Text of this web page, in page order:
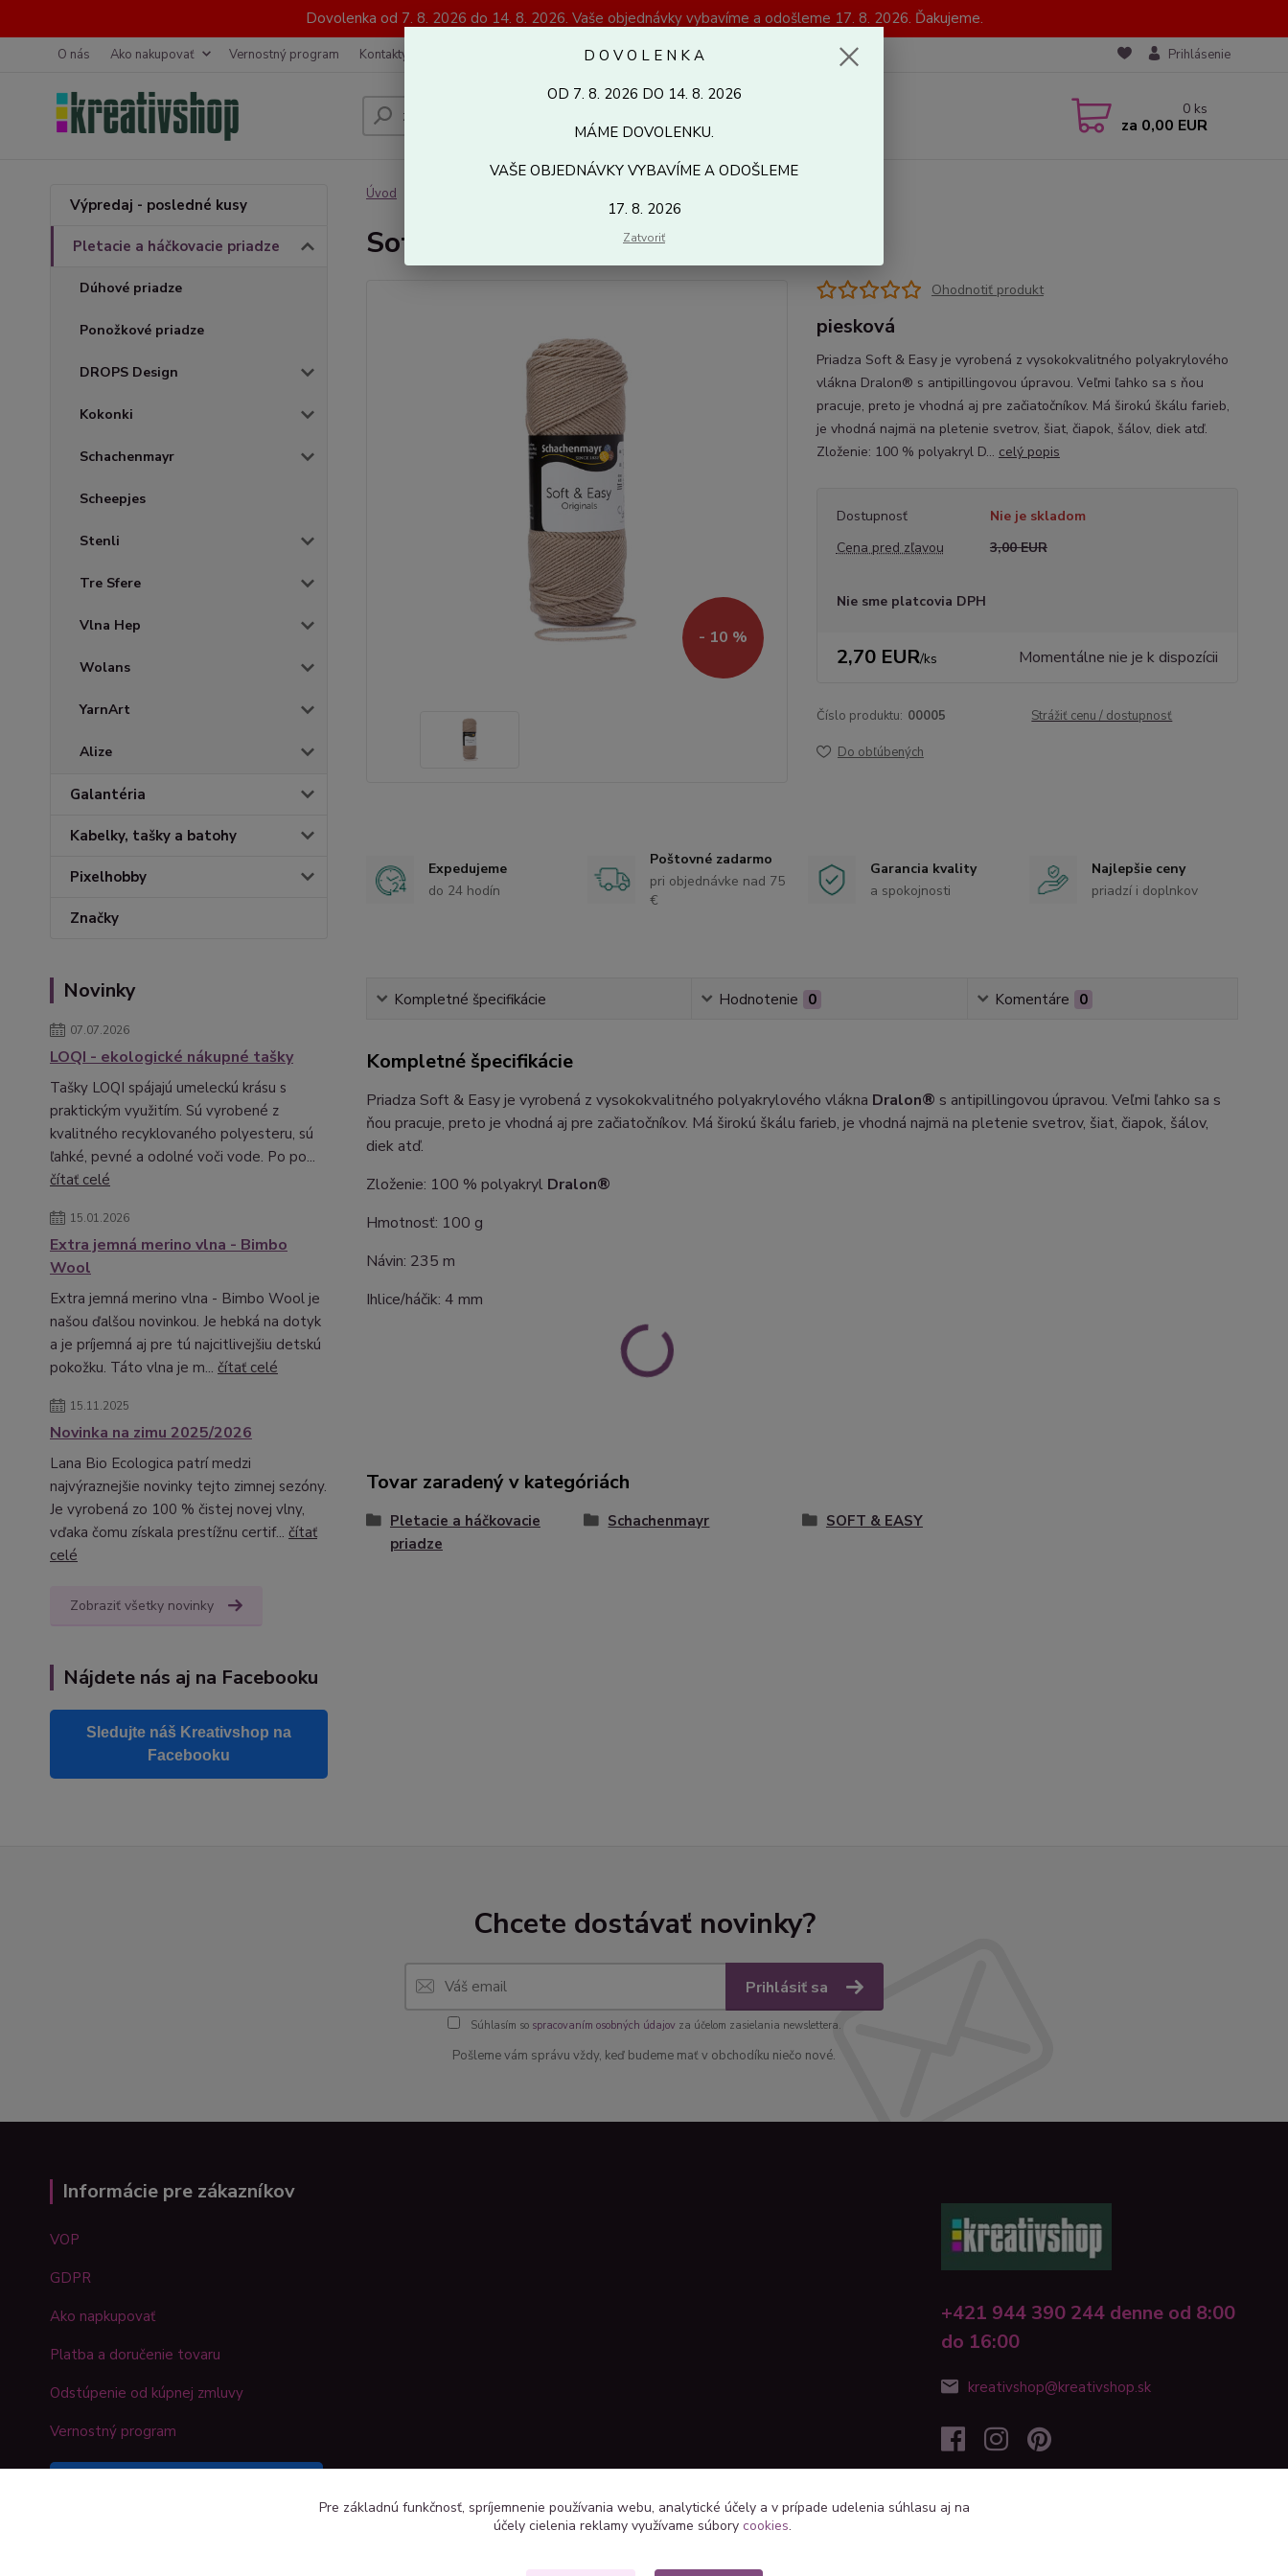
Dovolenka od 7. 8. 2026 do 14. 8. 2026. Vaše objednávky vybavíme a odošleme 17. 8. 2026. Ďakujeme.
O nás Ako nakupovať Vernostný program Kontakty Prihlásenie
0 ks
za 0,00 EUR
Výpredaj - posledné kusy
Pletacie a háčkovacie priadze
Dúhové priadze
Ponožkové priadze
DROPS Design
Kokonki
Schachenmayr
Scheepjes
Stenli
Tre Sfere
Vlna Hep
Wolans
YarnArt
Alize
Galantéria
Kabelky, tašky a batohy
Pixelhobby
Značky
Novinky
07.07.2026
LOQI - ekologické nákupné tašky
Tašky LOQI spájajú umeleckú krásu s
praktickým využitím. Sú vyrobené z
kvalitného recyklovaného polyesteru, sú
ľahké, pevné a odolné voči vode. Po po...
čítať celé
15.01.2026
Extra jemná merino vlna - Bimbo
Wool
Extra jemná merino vlna - Bimbo Wool je
našou ďalšou novinkou. Je hebká na dotyk
a je príjemná aj pre tú najcitlivejšiu detskú
pokožku. Táto vlna je m... čítať celé
15.11.2025
Novinka na zimu 2025/2026
Lana Bio Ecologica patrí medzi
najvýraznejšie novinky tejto zimnej sezóny.
Je vyrobená zo 100 % čistej novej vlny,
vďaka čomu získala prestížnu certif... čítať
celé
Zobraziť všetky novinky
Nájdete nás aj na Facebooku
Sledujte náš Kreativshop na
Facebooku
Úvod
Soft & Easy
- 10 %
Ohodnotiť produkt
piesková
Priadza Soft & Easy je vyrobená z vysokokvalitného polyakrylového
vlákna Dralon® s antipillingovou úpravou. Veľmi ľahko sa s ňou
pracuje, preto je vhodná aj pre začiatočníkov. Má širokú škálu farieb,
je vhodná najmä na pletenie svetrov, šiat, čiapok, šálov, diek atď.
Zloženie: 100 % polyakryl D... celý popis
Dostupnosť
Nie je skladom
Cena pred zľavou
3,00 EUR
Nie sme platcovia DPH
2,70 EUR/ks Momentálne nie je k dispozícii
Číslo produktu: 00005 Strážiť cenu / dostupnosť
Do obľúbených
Expedujeme
do 24 hodín
Poštovné zadarmo
pri objednávke nad 75
€
Garancia kvality
a spokojnosti
Najlepšie ceny
priadzí i doplnkov
Kompletné špecifikácie Hodnotenie 0 Komentáre 0
Kompletné špecifikácie
Priadza Soft & Easy je vyrobená z vysokokvalitného polyakrylového vlákna Dralon® s antipillingovou úpravou. Veľmi ľahko sa s
ňou pracuje, preto je vhodná aj pre začiatočníkov. Má širokú škálu farieb, je vhodná najmä na pletenie svetrov, šiat, čiapok, šálov,
diek atď.
Zloženie: 100 % polyakryl Dralon®
Hmotnosť: 100 g
Návin: 235 m
Ihlice/háčik: 4 mm
Tovar zaradený v kategóriách
Pletacie a háčkovacie
priadze
Schachenmayr SOFT & EASY
Chcete dostávať novinky?
Prihlásiť sa
Súhlasím so spracovaním osobných údajovza účelom zasielania newslettera.
Pošleme vám správu vždy, keď budeme mať v obchodíku niečo nové.
Informácie pre zákazníkov
VOP
GDPR
Ako napkupovať
Platba a doručenie tovaru
Odstúpenie od kúpnej zmluvy
Vernostný program
+421 944 390 244 denne od 8:00
do 16:00
kreativshop@kreativshop.sk
D O V O L E N K A
OD 7. 8. 2026 DO 14. 8. 2026
MÁME DOVOLENKU.
VAŠE OBJEDNÁVKY VYBAVÍME A ODOŠLEME
17. 8. 2026
Zatvoriť
Pre základnú funkčnosť, spríjemnenie používania webu, analytické účely a v prípade udelenia súhlasu aj na
účely cielenia reklamy využívame súbory cookies.